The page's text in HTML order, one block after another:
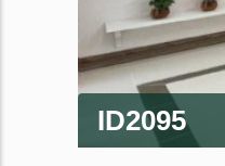
ID2095